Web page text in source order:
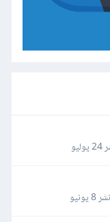
24 يوليو
8 يونيو